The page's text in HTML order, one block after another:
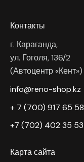
Контакты
г. Караганда,
ул. Гоголя, 136/2
(Автоцентр «Кент»)
info@reno-shop.kz
+ 7 (700) 917 65 58
+7 (702) 402 35 53
Карта сайта